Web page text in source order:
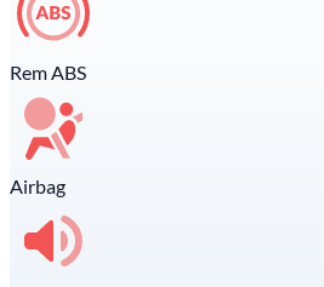
Rem ABS
Airbag